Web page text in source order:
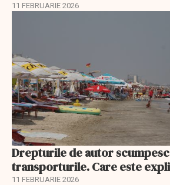
11 FEBRUARIE 2026
Drepturile de autor
transporturile. Care este
11 FEBRUARIE 2026